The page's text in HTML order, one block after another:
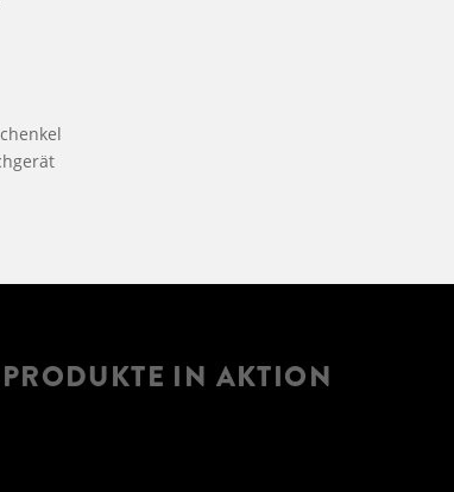
PRODUKTE IN AKTION